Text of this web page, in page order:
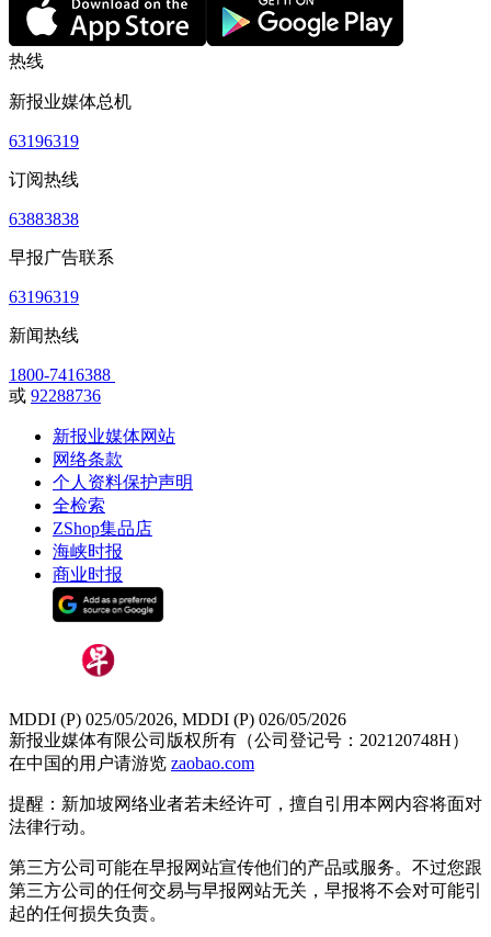
热线
新报业媒体总机
63196319
订阅热线
63883838
早报广告联系
63196319
新闻热线
1800-7416388
或 92288736
新报业媒体网站
网络条款
个人资料保护声明
全检索
ZShop集品店
海峡时报
商业时报
MDDI (P) 025/05/2026, MDDI (P) 026/05/2026
新报业媒体有限公司版权所有（公司登记号：202120748H）
在中国的用户请游览 zaobao.com
提醒：新加坡网络业者若未经许可，擅自引用本网内容将面对
法律行动。
第三方公司可能在早报网站宣传他们的产品或服务。不过您跟
第三方公司的任何交易与早报网站无关，早报将不会对可能引
起的任何损失负责。